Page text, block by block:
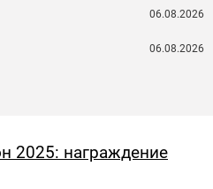
06.08.2026
06.08.2026
2025: награждение